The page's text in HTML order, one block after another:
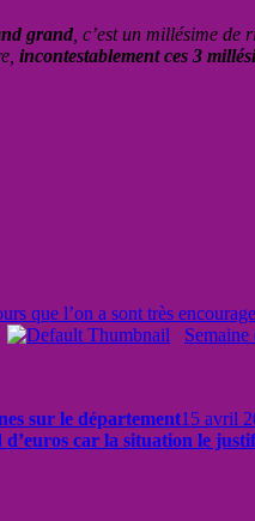
grand , c’est un millésime
incontestablement ces 3
que l’on a sont très
sur le département15 avril
car la situation le